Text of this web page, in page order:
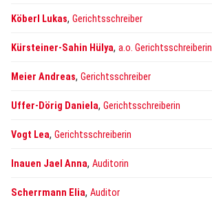
Köberl Lukas, Gerichtsschreiber
Kürsteiner-Sahin Hülya, a.o. Gerichtsschreiberin
Meier Andreas, Gerichtsschreiber
Uffer-Dörig Daniela, Gerichtsschreiberin
Vogt Lea, Gerichtsschreiberin
Inauen Jael Anna, Auditorin
Scherrmann Elia, Auditor